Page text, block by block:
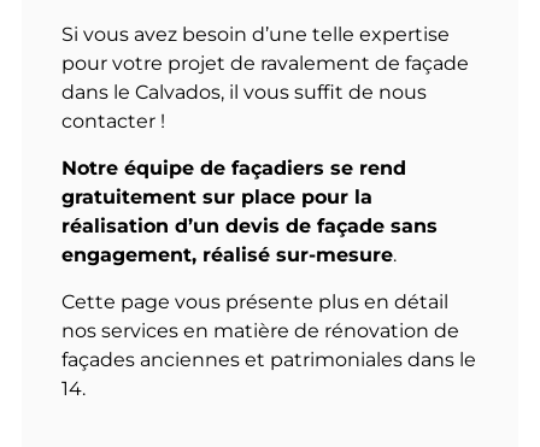
Si vous avez besoin d’une telle expertise
pour votre projet de ravalement de façade
dans le Calvados, il vous suffit de nous
contacter !
Notre équipe de façadiers se rend
gratuitement sur place pour la
réalisation d’un devis de façade sans
engagement, réalisé sur-mesure.
Cette page vous présente plus en détail
nos services en matière de rénovation de
façades anciennes et patrimoniales dans le
14.